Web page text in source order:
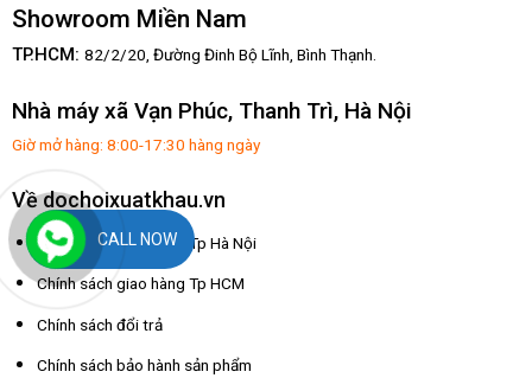
Showroom Miền Nam
TP.HCM: 82/2/20, Đường Đinh Bộ Lĩnh, Bình Thạnh.
Nhà máy xã Vạn Phúc, Thanh Trì, Hà Nội
Giờ mở hàng: 8:00-17:30 hàng ngày
Về dochoixuatkhau.vn
Chính sách giao hàng Tp Hà Nội
Chính sách giao hàng Tp HCM
Chính sách đổi trả
Chính sách bảo hành sản phẩm
CALL NOW